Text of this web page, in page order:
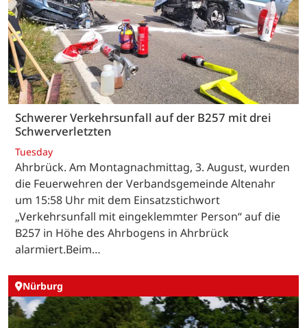
Schwerer Verkehrsunfall auf der B257 mit drei
Schwerverletzten
Tuesday
Ahrbrück. Am Montagnachmittag, 3. August, wurden
die Feuerwehren der Verbandsgemeinde Altenahr
um 15:58 Uhr mit dem Einsatzstichwort
„Verkehrsunfall mit eingeklemmter Person“ auf die
B257 in Höhe des Ahrbogens in Ahrbrück
alarmiert.Beim…
Nürburg